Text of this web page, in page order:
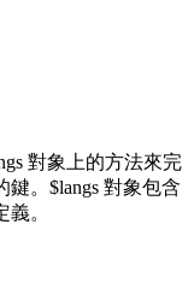
對象上的方法來完
。$langs 對象包含
。